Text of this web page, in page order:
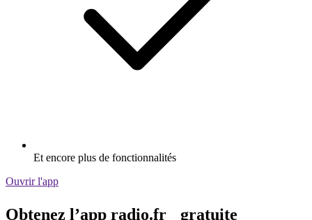
Et encore plus de fonctionnalités
Ouvrir l'app
Obtenez l’app radio.fr gratuite